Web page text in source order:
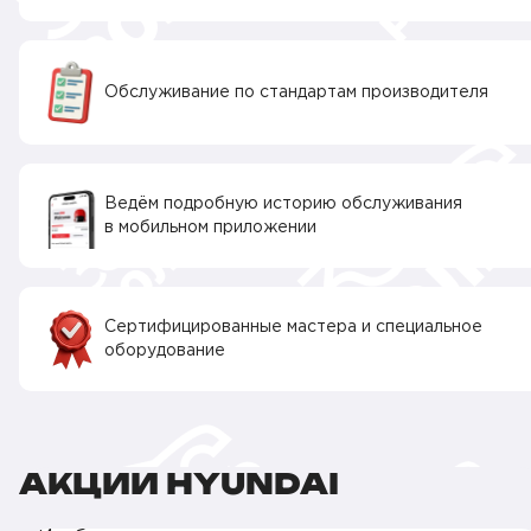
Обслуживание по стандартам производителя
Ведём подробную историю обслуживания
в мобильном приложении
Сертифицированные мастера и специальное
оборудование
АКЦИИ HYUNDAI